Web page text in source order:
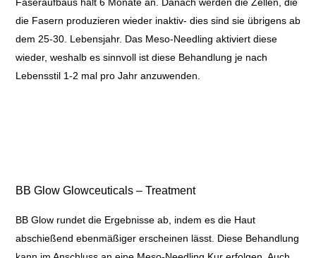
die Fasern produzieren wieder inaktiv- dies sind sie übrigens ab
dem 25-30. Lebensjahr. Das Meso-Needling aktiviert diese
wieder, weshalb es sinnvoll ist diese Behandlung je nach
Lebensstil 1-2 mal pro Jahr anzuwenden.
BB Glow Glowceuticals – Treatment
BB Glow rundet die Ergebnisse ab, indem es die Haut
abschießend ebenmäßiger erscheinen lässt. Diese Behandlung